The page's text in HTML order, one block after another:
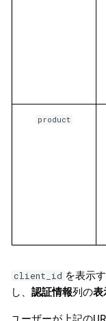
product
client_id を表示
し、 認証情報列の表